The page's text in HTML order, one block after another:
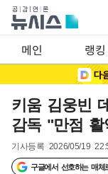
메인 랭킹
키움 김웅빈
감독 "만점 활
기사등록 2026/05/19
구글에서 선호하는 매체